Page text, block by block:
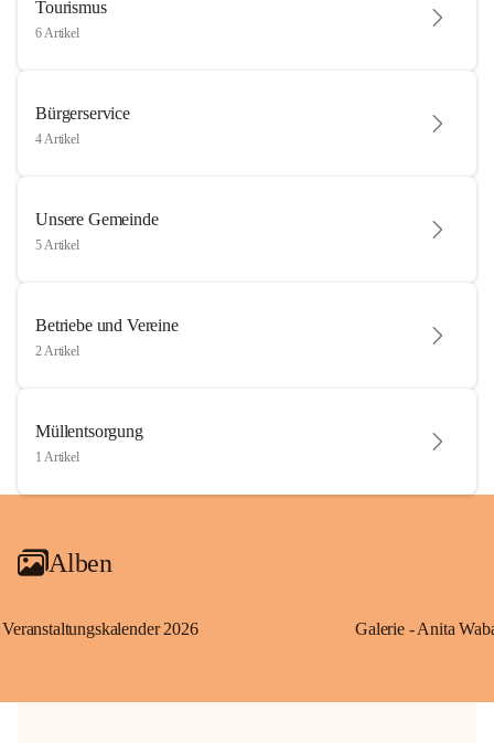
Tourismus
6 Artikel
Bürgerservice
4 Artikel
Unsere Gemeinde
5 Artikel
Betriebe und Vereine
2 Artikel
Müllentsorgung
1 Artikel
Alben
Veranstaltungskalender 2026 Galerie - Anita